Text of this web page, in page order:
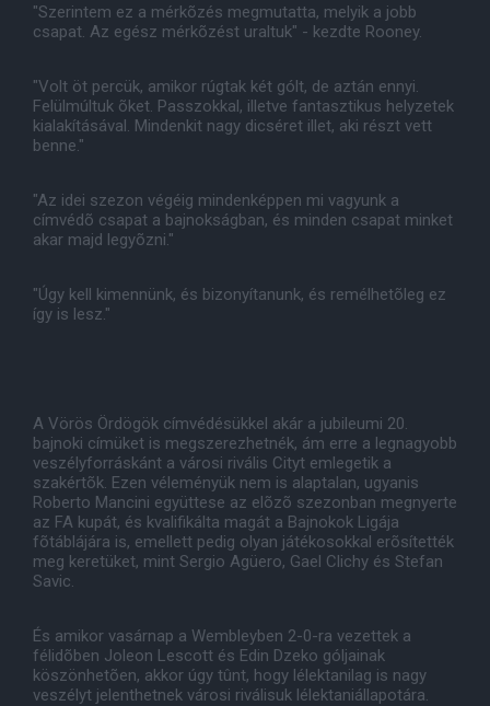
"Szerintem ez a mérkõzés megmutatta, melyik a jobb
csapat. Az egész mérkõzést uraltuk" - kezdte Rooney.
"Volt öt percük, amikor rúgtak két gólt, de aztán ennyi.
Felülmúltuk õket. Passzokkal, illetve fantasztikus helyzetek
kialakításával. Mindenkit nagy dicséret illet, aki részt vett
benne."
"Az idei szezon végéig mindenképpen mi vagyunk a
címvédõ csapat a bajnokságban, és minden csapat minket
akar majd legyõzni."
"Úgy kell kimennünk, és bizonyítanunk, és remélhetõleg ez
így is lesz."
A Vörös Ördögök címvédésükkel akár a jubileumi 20.
bajnoki címüket is megszerezhetnék, ám erre a legnagyobb
veszélyforráskánt a városi rivális Cityt emlegetik a
szakértõk. Ezen véleményük nem is alaptalan, ugyanis
Roberto Mancini együttese az elõzõ szezonban megnyerte
az FA kupát, és kvalifikálta magát a Bajnokok Ligája
fõtáblájára is, emellett pedig olyan játékosokkal erõsítették
meg keretüket, mint Sergio Agüero, Gael Clichy és Stefan
Savic.
És amikor vasárnap a Wembleyben 2-0-ra vezettek a
félidõben Joleon Lescott és Edin Dzeko góljainak
köszönhetõen, akkor úgy tûnt, hogy lélektanilag is nagy
veszélyt jelenthetnek városi riválisuk lélektaniállapotára.